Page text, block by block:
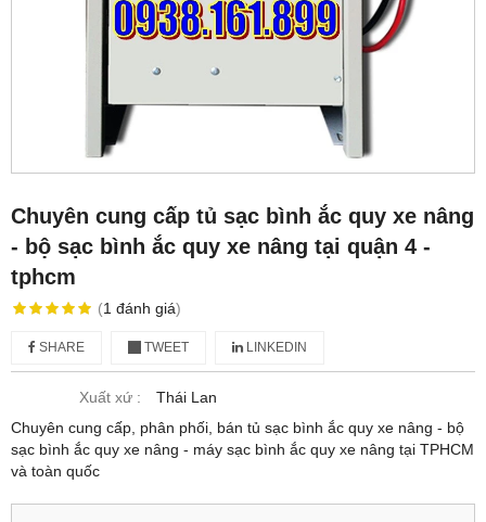
Chuyên cung cấp tủ sạc bình ắc quy xe nâng
- bộ sạc bình ắc quy xe nâng tại quận 4 -
tphcm
(1 đánh giá)
SHARE TWEET LINKEDIN
Xuất xứ :
Thái Lan
Chuyên cung cấp, phân phối, bán tủ sạc bình ắc quy xe nâng - bộ
sạc bình ắc quy xe nâng - máy sạc bình ắc quy xe nâng tại TPHCM
và toàn quốc